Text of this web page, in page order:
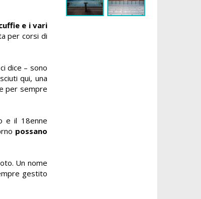
e i vari
per corsi di
dice – sono
qui, una
per sempre
e il 18enne
possano
Un nome
gestito